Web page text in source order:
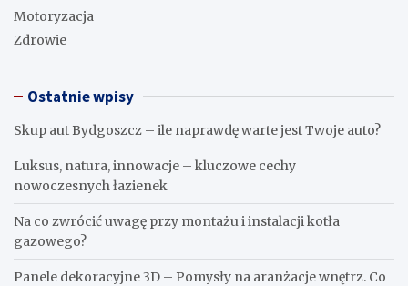
Motoryzacja
Zdrowie
Ostatnie wpisy
Skup aut Bydgoszcz – ile naprawdę warte jest Twoje auto?
Luksus, natura, innowacje – kluczowe cechy
nowoczesnych łazienek
Na co zwrócić uwagę przy montażu i instalacji kotła
gazowego?
Panele dekoracyjne 3D – Pomysły na aranżacje wnętrz. Co